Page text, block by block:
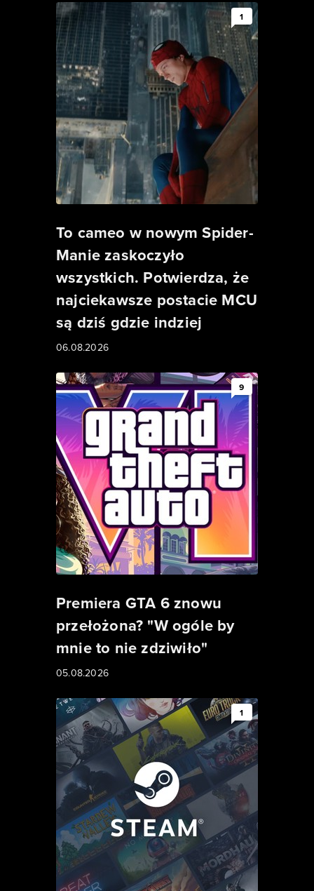
1
To cameo w nowym Spider-
Manie zaskoczyło
wszystkich. Potwierdza, że
najciekawsze postacie MCU
są dziś gdzie indziej
06.08.2026
9
Premiera GTA 6 znowu
przełożona? "W ogóle by
mnie to nie zdziwiło"
05.08.2026
1